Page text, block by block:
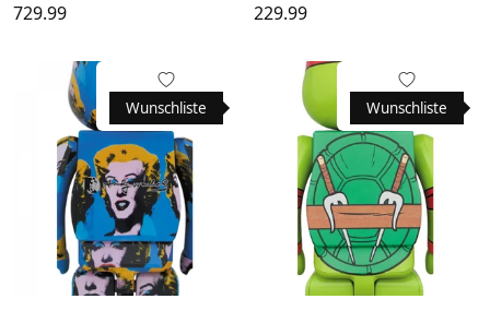
729.99 229.99
Wunschliste Wunschliste